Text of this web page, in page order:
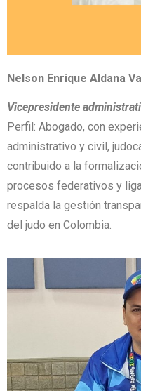
Nelson Enrique Aldana
Vicepresidente
Perfil: Abogado, con
administrativo y civil,
contribuido a la
procesos federativos y
respalda la gestión
del judo en Colombia.